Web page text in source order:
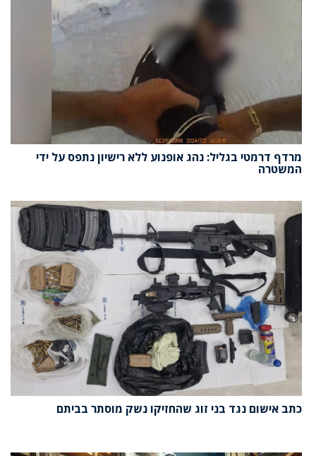
מרדף דרמטי בגליל: נהג אופנוע ללא רישיון נתפס על ידי
המשטרה
כתב אישום נגד בני זוג שהחזיקו נשק מוסתר בביתם